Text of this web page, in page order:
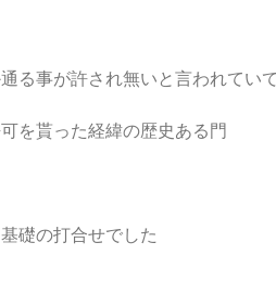
る事が許され無いと言われていて
を貰った経緯の歴史ある門
礎の打合せでした